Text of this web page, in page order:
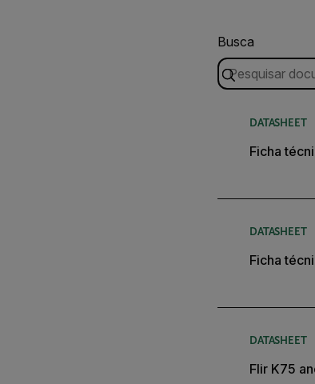
Busca
DATASHEET
Ficha
DATASHEET
Ficha
DATASHEET
Flir K75